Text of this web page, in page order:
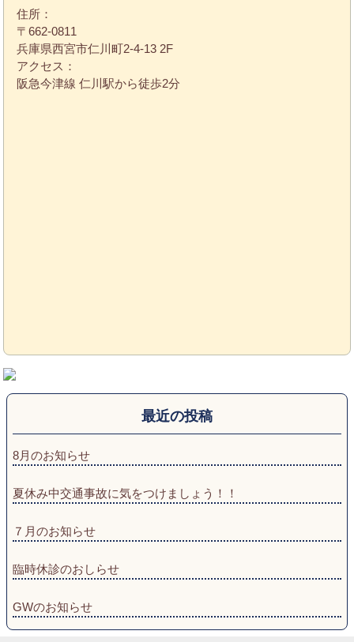
住所：
〒662-0811
兵庫県西宮市仁川町2-4-13 2F
アクセス：
阪急今津線 仁川駅から徒歩2分
最近の投稿
8月のお知らせ
夏休み中交通事故に気をつけましょう！！
７月のお知らせ
臨時休診のおしらせ
GWのお知らせ